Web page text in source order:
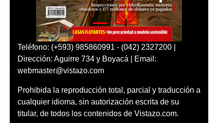
Teléfono: (+593) 985860991 - (042) 2327200 |
Dirección: Aguirre 734 y Boyacá | Email:
webmaster@vistazo.com
Prohibida la reproducción total, parcial y traducción a
cualquier idioma, sin autorización escrita de su
titular, de todos los contenidos de Vistazo.com.